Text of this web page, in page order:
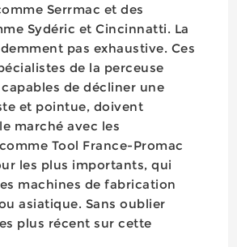
Serrmac et des
Sydéric et Cincinnatti. La
pas exhaustive. Ces
de la perceuse
de décliner une
et pointue, doivent
marché avec les
Tool France-Promac
les plus importants, qui
machines de fabrication
asiatique. Sans oublier
plus récent sur cette